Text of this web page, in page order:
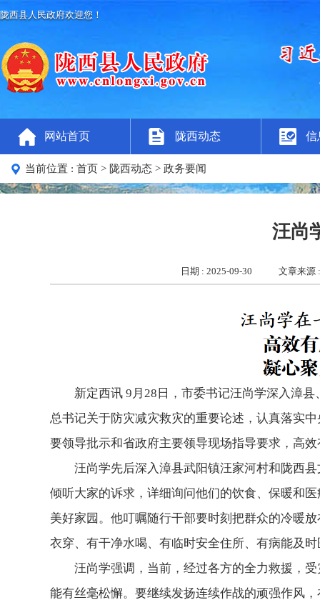
陇西县人民政府欢迎您！
网站首页 陇西动态 信
当前位置 : 首页 > 陇西动态 > 政务要闻
汪尚
日期 : 2025-09-30 文章来源
新定西讯 9月28日，市委书记汪尚学深入漳
总书记关于防灾减灾救灾的重要论述，认真落实
要领导批示和省政府主要领导现场指导要求，高
汪尚学先后深入漳县武阳镇汪家河村和陇西
倾听大家的诉求，详细询问他们的饮食、保暖和
美好家园。他叮嘱随行干部要时刻把群众的冷暖
衣穿、有干净水喝、有临时安全住所、有病能及
汪尚学强调，当前，经过各方的全力救援，
能有丝毫松懈。要继续发扬连续作战的顽强作风